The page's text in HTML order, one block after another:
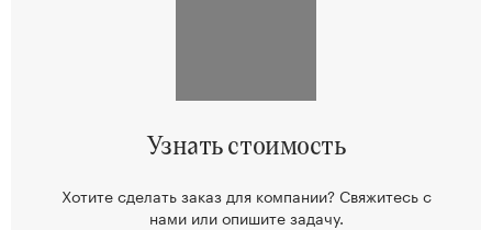
Узнатьстоимость
Хотите сделать заказ для компании? Свяжитесьс
нами или опишите задачу.